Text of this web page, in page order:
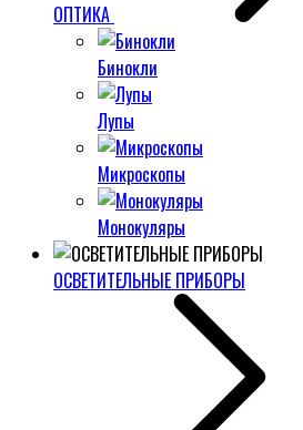
ОПТИКА
Бинокли
Лупы
Микроскопы
Монокуляры
ОСВЕТИТЕЛЬНЫЕ ПРИБОРЫ